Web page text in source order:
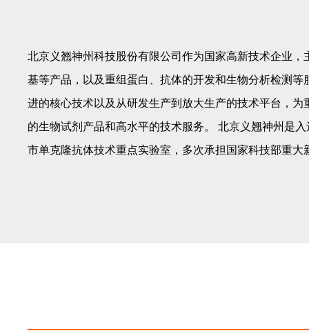
北京义翘神州科技股份有限公司作为国家高新技术企业
基等产品，以及重组蛋白、抗体的开发和生物分析检测
进的核心技术以及从研发生产到放大生产的技术平台，
的生物试剂产品和高水平的技术服务。 北京义翘神州是
市单克隆抗体技术重点实验室，多次承担国家科技部重